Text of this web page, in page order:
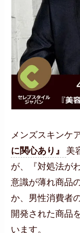
メンズスキンケ
に関心あり』
美
が、『対処法が
意識が薄れ商品
か、男性消費者
開発された商品
います。